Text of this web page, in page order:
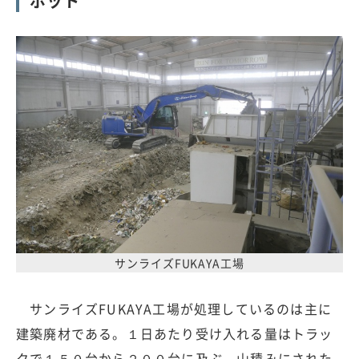
サンライズFUKAYA工場
サンライズFUKAYA工場が処理しているのは主に
建築廃材である。１日あたり受け入れる量はトラッ